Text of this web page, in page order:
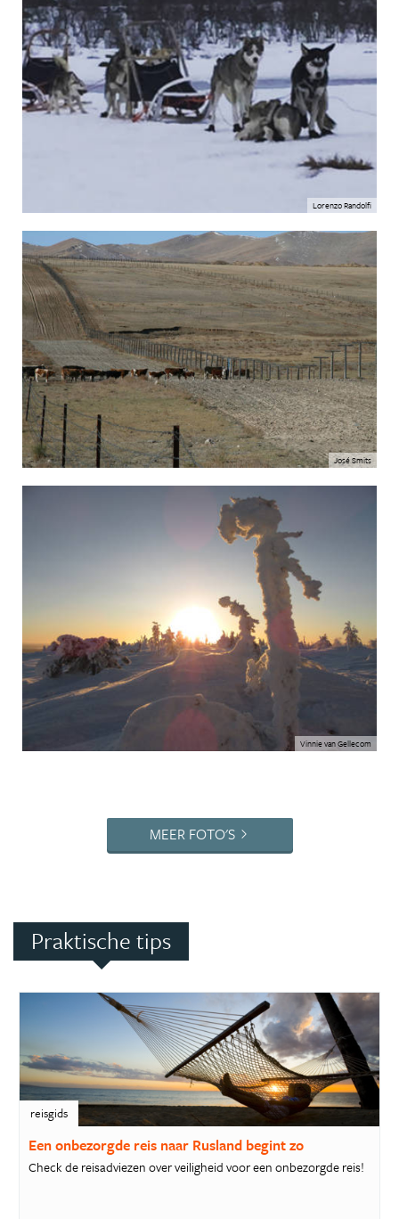
Lorenzo Randolfi
José Smits
Vinnie van Gellecom
MEER FOTO'S
Praktische tips
reisgids
Een onbezorgde reis naar Rusland begint zo
Check de reisadviezen over veiligheid voor een onbezorgde reis!